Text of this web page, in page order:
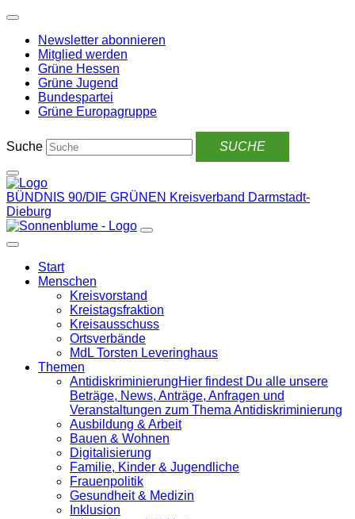
Weiter
Inhalt
Newsletter abonnieren
Mitglied werden
Grüne Hessen
Grüne Jugend
Bundespartei
Grüne Europagruppe
Suche
BÜNDNIS 90/DIE GRÜNEN Kreisverband Darmstadt-
Dieburg
Start
Menschen
Kreisvorstand
Kreistagsfraktion
Kreisausschuss
Ortsverbände
MdL Torsten Leveringhaus
Themen
Antidiskrimi­nierungHier findest Du alle unsere
Beträge, News, Anträge, Anfragen und
Veranstaltungen zum Thema Antidiskriminierung
Ausbildung & Arbeit
Bauen & Wohnen
Digitalisierung
Familie, Kinder & Jugendliche
Frauenpolitik
Gesundheit & Medizin
Inklusion